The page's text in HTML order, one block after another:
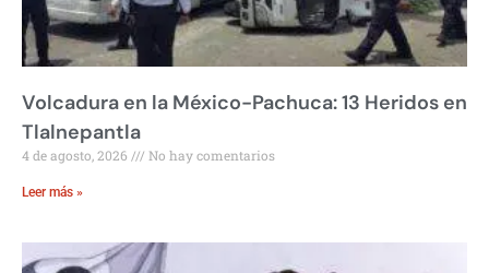
Volcadura en la México-Pachuca: 13 Heridos en
Tlalnepantla
4 de agosto, 2026 No hay comentarios
Leer más »